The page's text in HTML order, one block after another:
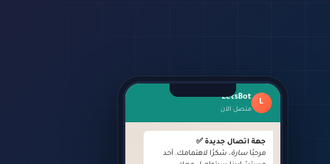
L
LetsBot
متصل الآن
جهة اتصال جديدة ✅
مرحبًاسارة، شكرًا لاهتمامك. أحد